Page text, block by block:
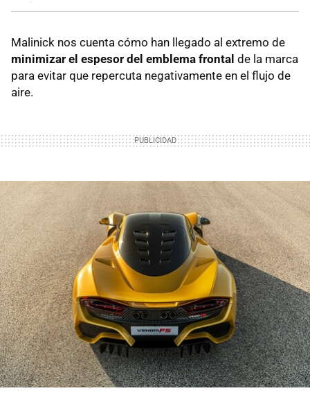
Malinick nos cuenta cómo han llegado al extremo de
minimizar el espesor del emblema frontal de la marca
para evitar que repercuta negativamente en el flujo de
aire.